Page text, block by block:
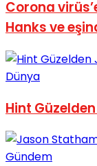
Corona
Hanks ve
Dünya
Hint
Gündem